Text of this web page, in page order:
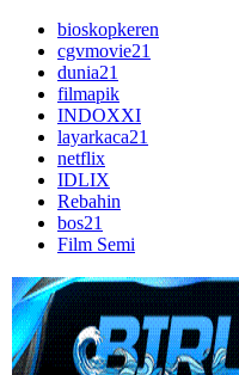
bioskopkeren
cgvmovie21
dunia21
filmapik
INDOXXI
layarkaca21
netflix
IDLIX
Rebahin
bos21
Film Semi